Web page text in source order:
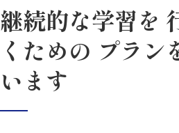
継続的な学習を
くための プラン
います